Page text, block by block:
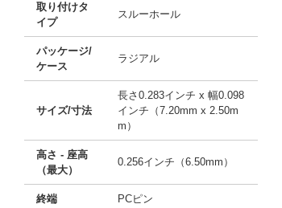
取り付けタ
イプ
スルーホール
パッケージ/
ケース
ラジアル
サイズ/寸法
長さ0.283インチ x 幅0.098
インチ（7.20mm x 2.50m
m）
高さ - 座高
（最大）
0.256インチ（6.50mm）
終端 PCピン